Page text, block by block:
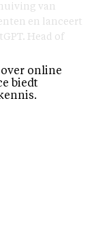
van
en lanceert
Head of
online
biedt